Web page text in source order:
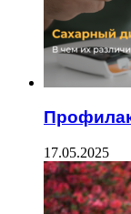
17.05.2025